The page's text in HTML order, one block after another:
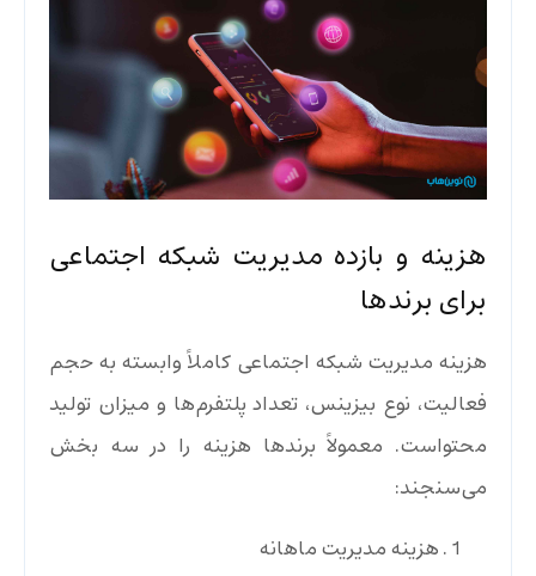
هزینه و بازده مدیریت شبکه اجتماعی
برای برندها
هزینه مدیریت شبکه اجتماعی کاملاً وابسته به حجم
فعالیت، نوع بیزینس، تعداد پلتفرم‌ها و میزان تولید
محتواست. معمولاً برندها هزینه را در سه بخش
می‌سنجند:
هزینه مدیریت ماهانه